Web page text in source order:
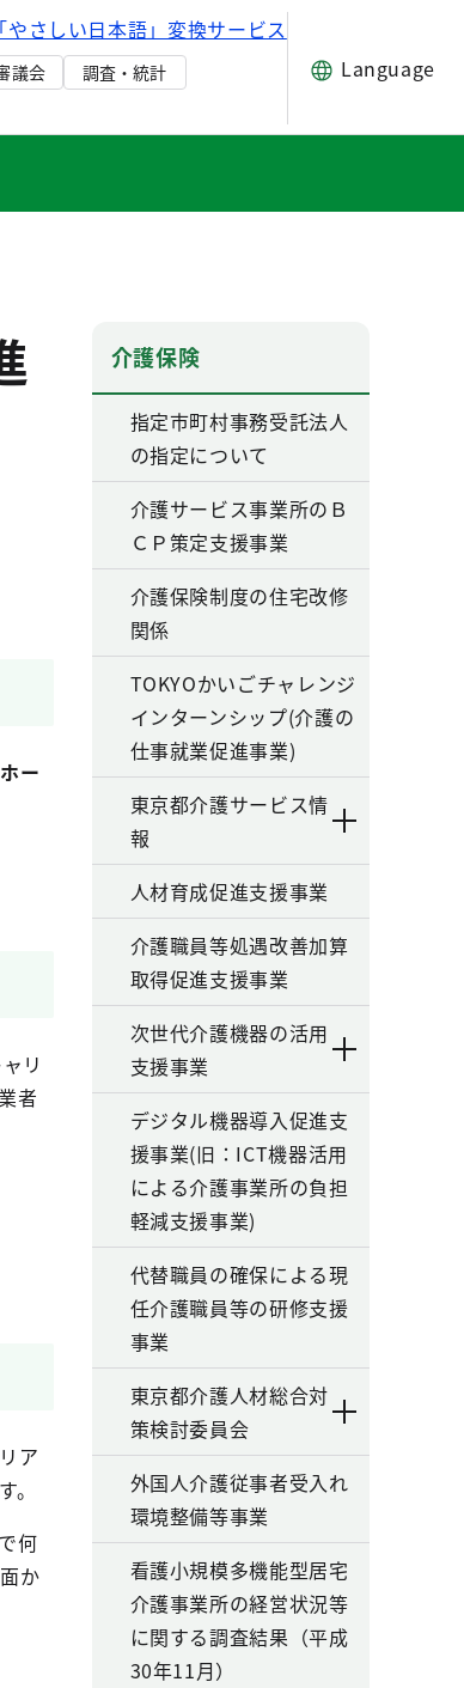
「やさしい日本語」変換サービス
議会
調査・統計
Language
ー
リ
者
ア
何
か
介護保険
指定市町村事務受託法人
の指定について
介護サービス事業所のＢ
ＣＰ策定支援事業
介護保険制度の住宅改修
関係
TOKYOかいごチャレンジ
インターンシップ(介護の
仕事就業促進事業)
東京都介護サービス情
報
人材育成促進支援事業
介護職員等処遇改善加算
取得促進支援事業
次世代介護機器の活用
支援事業
デジタル機器導入促進支
援事業(旧：ICT機器活用
による介護事業所の負担
軽減支援事業)
代替職員の確保による現
任介護職員等の研修支援
事業
東京都介護人材総合対
策検討委員会
外国人介護従事者受入れ
環境整備等事業
看護小規模多機能型居宅
介護事業所の経営状況等
に関する調査結果（平成
30年11月）